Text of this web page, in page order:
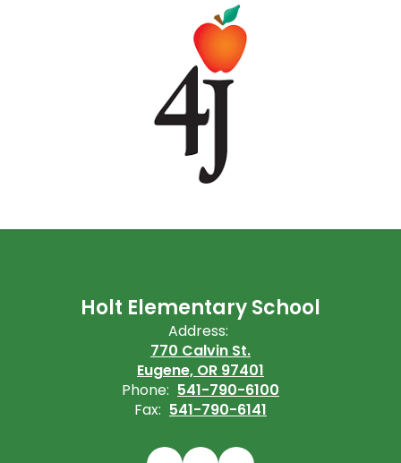
Holt Elementary School
Address:
770 Calvin St.
Eugene, OR 97401
Phone: 541-790-6100
Fax: 541-790-6141